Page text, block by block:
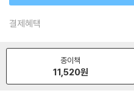
결제혜택
종이책
11,520원